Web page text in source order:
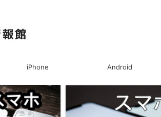
iPhone Android